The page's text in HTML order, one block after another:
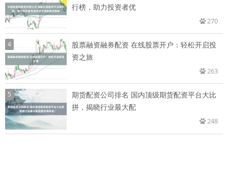
行榜，助力投资者优
270
4
股票融资融券配资 在线股票开户：轻松开启投
资之旅
263
5
期货配资公司排名 国内顶级期货配资平台大比
拼，揭晓行业最大配
248